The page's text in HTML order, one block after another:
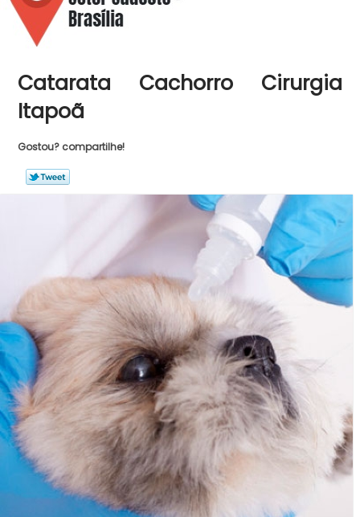
Catarata Cachorro Cirurgia
Itapoã
Gostou? compartilhe!